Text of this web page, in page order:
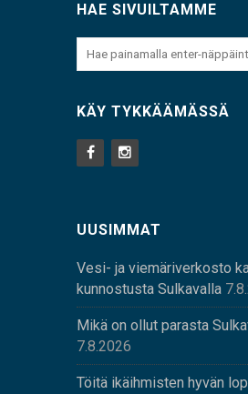
HAE SIVUILTAMME
KÄY TYKKÄÄMÄSSÄ
UUSIMMAT
Vesi- ja viemäriverkosto
kunnostusta Sulkavalla
Mikä on ollut parasta
7.8.2026
Töitä ikäihmisten hyvän